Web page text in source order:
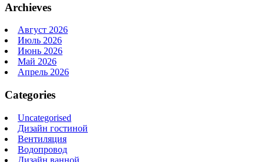
Archieves
Август 2026
Июль 2026
Июнь 2026
Май 2026
Апрель 2026
Categories
Uncategorised
Дизайн гостиной
Вентиляция
Водопровод
Дизайн ванной